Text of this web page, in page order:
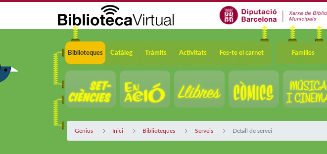
Navegació
Biblioteques Catàleg Tràmits Activitats Fes-te el carnet Famílies
Gènius Inici Biblioteques Serveis Detall de servei